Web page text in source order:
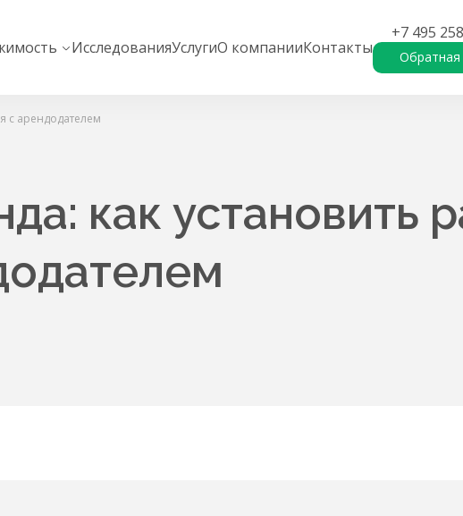
ИсследованияУслугиО компанииКонтакты
+7 495
Обратная
с арендодателем
как установить